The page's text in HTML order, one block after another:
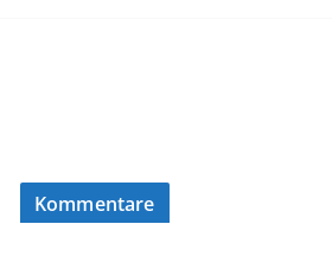
Kommentare